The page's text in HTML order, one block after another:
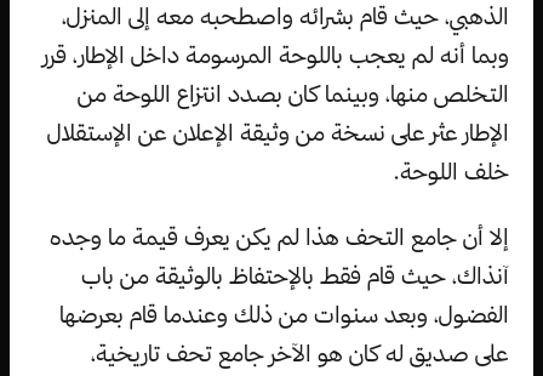
الذهبي، حيث قام بشرائه واصطحبه معه إلى المنزل،
وبما أنه لم يعجب باللوحة المرسومة داخل الإطار، قرر
التخلص منها، وبينما كان بصدد انتزاع اللوحة من
الإطار عثر على نسخة من وثيقة الإعلان عن الإستقلال
خلف اللوحة.
إلا أن جامع التحف هذا لم يكن يعرف قيمة ما وجده
آنذاك، حيث قام فقط بالإحتفاظ بالوثيقة من باب
الفضول، وبعد سنوات من ذلك وعندما قام بعرضها
على صديق له كان هو الآخر جامع تحف تاريخية،